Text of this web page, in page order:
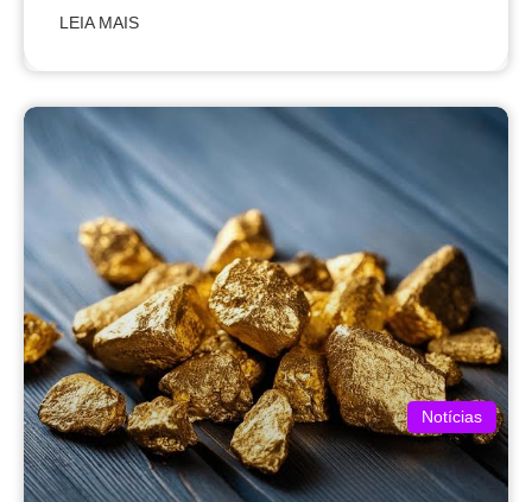
LEIA MAIS
Notícias